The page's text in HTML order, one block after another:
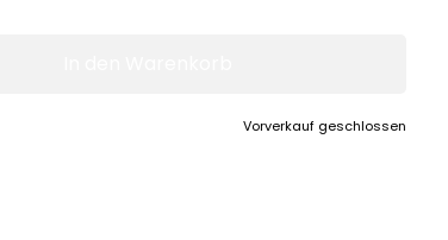
Vorverkauf geschlossen